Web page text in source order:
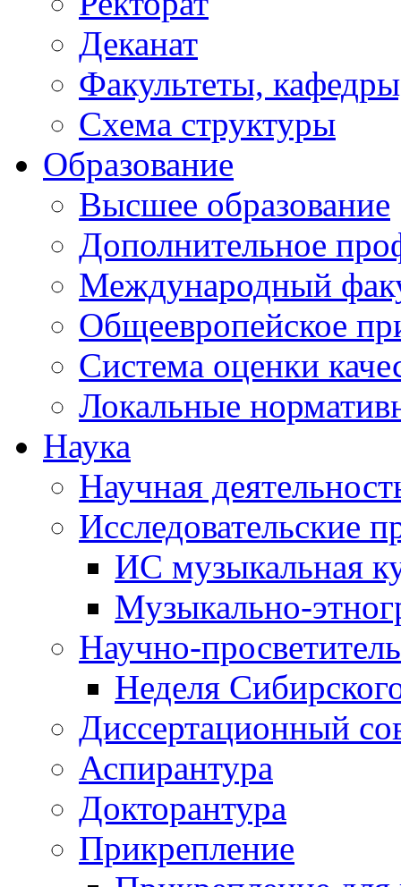
Деканат
Факультеты,
Схема структуры
Образование
Высшее образование
Дополнительное
Международный
Общеевропейское
Система оценки
Локальные
Наука
Научная
Исследовательские
ИС музыкальная
Музыкально-
Научно-
Неделя
Диссертационный
Аспирантура
Докторантура
Прикрепление